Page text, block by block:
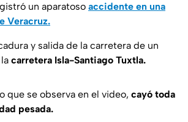
un aparatoso accidente en una
Veracruz.
y salida de la carretera de un
carretera Isla-Santiago Tuxtla.
que se observa en el video, cayó toda
pesada.